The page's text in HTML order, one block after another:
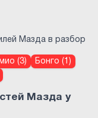
Мазда в разбор
(3)
Бонго (1)
Мазда у